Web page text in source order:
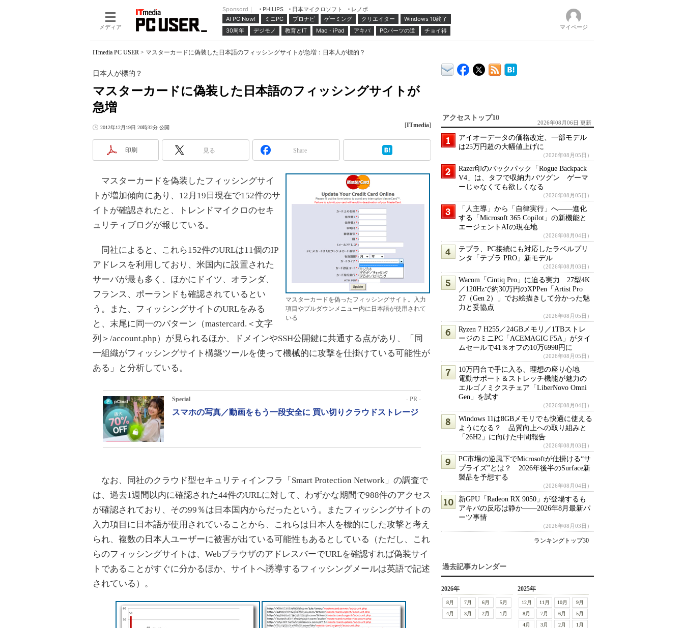
メディア
Sponsord｜ PHILIPS 日本マイクロソフト
レノボ
AI PC Now!
ミニPC プロナビ ゲーミング クリエイター
Windows 10終了
30周年
デジモノ 教育とIT Mac・iPad アキバ PCパーツの道 チョイ得 マイページ
ITmedia PC USER > マスターカードに偽装した日本語のフィッシングサイトが急増：日本人が標的？
マスターカードに偽装した日本語のフィッシングサイトが
急増
日本人が標的？
2012年12月19日 20時32分 公開 [ITmedia]
印刷 見る Share
マスターカードを偽ったフィッシングサイト。入力
項目やプルダウンメニュー内に日本語が使用されて
いる
マスターカードを偽装したフィッシングサイ
トが増加傾向にあり、12月19日現在で152件のサ
イトが確認されたと、トレンドマイクロのセキ
ュリティブログが報じている。
同社によると、これら152件のURLは11個のIP
アドレスを利用しており、米国内に設置された
サーバが最も多く、ほかにドイツ、オランダ、
フランス、ポーランドも確認されているとい
う。また、フィッシングサイトのURLをみる
と、末尾に同一のパターン（mastercard.＜文字
列＞/account.php）が見られるほか、ドメインやSSH公開鍵に共通する点があり、「同
一組織がフィッシングサイト構築ツールを使って機械的に攻撃を仕掛けている可能性が
ある」と分析している。
Special - PR -
スマホの写真／動画をもう一段安全に 買い切りクラウドストレージ
なお、同社のクラウド型セキュリティインフラ「Smart Protection Network」の調査で
は、過去1週間以内に確認された44件のURLに対して、わずかな期間で988件のアクセス
が確認されており、その99％は日本国内からだったという。またフィッシングサイトの
入力項目に日本語が使用されていることから、これらは日本人を標的にした攻撃と考え
られ、複数の日本人ユーザーに被害が出ている可能性もあるとしている（ただし、これ
らのフィッシングサイトは、WebブラウザのアドレスバーでURLを確認すれば偽装サイ
トであることがすぐに分かるほか、サイトへ誘導するフィッシングメールは英語で記述
されている）。
アクセストップ10
2026年08月06日 更新
アイオーデータの価格改定、一部モデル
は25万円超の大幅値上げに
（2026年08月05日）
Razer印のバックパック「Rogue Backpack
V4」は、タフで収納力バツグン ゲーマ
ーじゃなくても欲しくなる
（2026年08月05日）
「人主導」から「自律実行」へ――進化
する「Microsoft 365 Copilot」の新機能と
エージェントAIの現在地
（2026年08月04日）
テプラ、PC接続にも対応したラベルプリ
ンタ「テプラ PRO」新モデル
（2026年08月03日）
Wacom「Cintiq Pro」に迫る実力 27型4K
／120Hzで約30万円のXPPen「Artist Pro
27（Gen 2）」でお絵描きして分かった魅
力と妥協点
（2026年08月05日）
Ryzen 7 H255／24GBメモリ／1TBストレ
ージのミニPC「ACEMAGIC F5A」がタイ
ムセールで41％オフの10万6998円に
（2026年08月05日）
10万円台で手に入る、理想の座り心地
電動サポート＆ストレッチ機能が魅力の
エルゴノミクスチェア「LiberNovo Omni
Gen」を試す
（2026年08月04日）
Windows 11は8GBメモリでも快適に使える
ようになる？ 品質向上への取り組みと
「26H2」に向けた中間報告
（2026年08月03日）
PC市場の逆風下でMicrosoftが仕掛ける“サ
プライズ”とは？ 2026年後半のSurface新
製品を予想する
（2026年08月04日）
新GPU「Radeon RX 9050」が登場するも
アキバの反応は静か――2026年8月最新パ
ーツ事情
（2026年08月03日）
ランキングトップ30
過去記事カレンダー
2026年
8月 7月 6月
5月
4月
3月 2月 1月
2025年
12月 11月 10月
9月
8月
7月 6月
5月
4月
3月 2月 1月